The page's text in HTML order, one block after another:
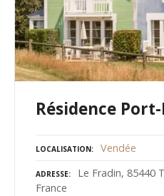
Résidence
LOCALISATION Vendée
ADRESSE
Le Fradin, 85440
France